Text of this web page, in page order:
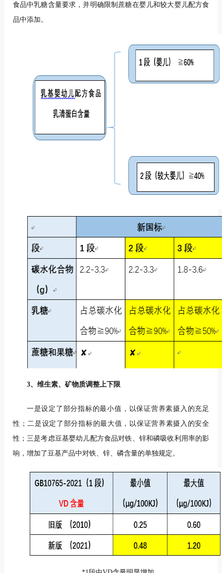
食品中乳糖含量要求，并明确限制蔗糖在婴儿和较大婴儿配方食
品中添加。
3、维生素、矿物质调整上下限
一是设定了部分指标的最小值，以保证营养素摄入的充足
性；二是设定了部分指标的最大值，以保证营养素摄入的安全
性；三是考虑豆基婴幼儿配方食品对铁、锌和磷吸收利用率的影
响，增加了豆基产品中对铁、锌、磷含量的单独规定。